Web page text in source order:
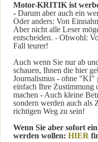
Motor-KRITIK ist
- Darum aber auch ein
Oder anders: Von
Aber nicht alle Leser
entscheiden. - Obwohl:
Fall teurer!
Auch wenn Sie nur ab
schauen, Ihnen die hier
Journalismus - ohne "KI"
einfach Ihre Zustimmung
machen - Auch kleine
sondern werden auch als
richtigen Weg zu sein!
Wenn Sie aber sofort
werden wollen: HIER